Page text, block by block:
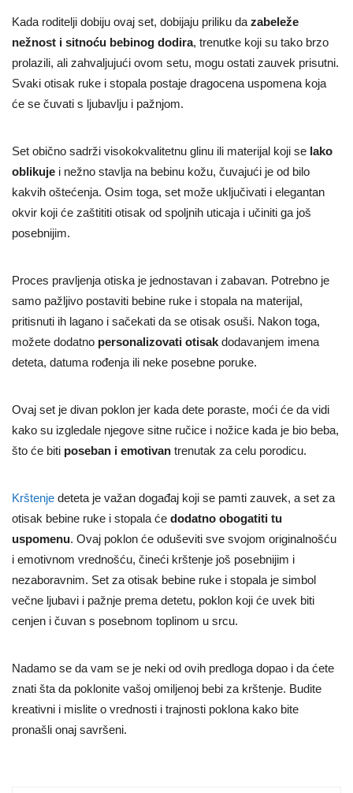
Kada roditelji dobiju ovaj set, dobijaju priliku da zabeleže
nežnost i sitnoću bebinog dodira, trenutke koji su tako brzo
prolazili, ali zahvaljujući ovom setu, mogu ostati zauvek prisutni.
Svaki otisak ruke i stopala postaje dragocena uspomena koja
će se čuvati s ljubavlju i pažnjom.
Set obično sadrži visokokvalitetnu glinu ili materijal koji se lako
oblikuje i nežno stavlja na bebinu kožu, čuvajući je od bilo
kakvih oštećenja. Osim toga, set može uključivati i elegantan
okvir koji će zaštititi otisak od spoljnih uticaja i učiniti ga još
posebnijim.
Proces pravljenja otiska je jednostavan i zabavan. Potrebno je
samo pažljivo postaviti bebine ruke i stopala na materijal,
pritisnuti ih lagano i sačekati da se otisak osuši. Nakon toga,
možete dodatno personalizovati otisak dodavanjem imena
deteta, datuma rođenja ili neke posebne poruke.
Ovaj set je divan poklon jer kada dete poraste, moći će da vidi
kako su izgledale njegove sitne ručice i nožice kada je bio beba,
što će biti poseban i emotivan trenutak za celu porodicu.
Krštenje deteta je važan događaj koji se pamti zauvek, a set za
otisak bebine ruke i stopala će dodatno obogatiti tu
uspomenu. Ovaj poklon će oduševiti sve svojom originalnošću
i emotivnom vrednošću, čineći krštenje još posebnijim i
nezaboravnim. Set za otisak bebine ruke i stopala je simbol
večne ljubavi i pažnje prema detetu, poklon koji će uvek biti
cenjen i čuvan s posebnom toplinom u srcu.
Nadamo se da vam se je neki od ovih predloga dopao i da ćete
znati šta da poklonite vašoj omiljenoj bebi za krštenje. Budite
kreativni i mislite o vrednosti i trajnosti poklona kako bite
pronašli onaj savršeni.